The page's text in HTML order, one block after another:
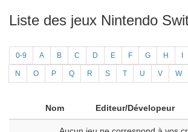
Liste des jeux Nintendo
0-9 A B C D E F G H
N O P Q R S T U V W
Nom Editeur/Dévelopeur